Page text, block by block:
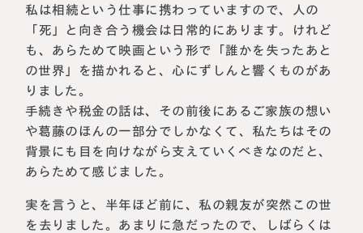
私は相続という仕事に携わっていますので、人の
「死」と向き合う機会は日常的にあります。けれど
も、あらためて映画という形で「誰かを失ったあと
の世界」を描かれると、心にずしんと響くものがあ
りました。
手続きや税金の話は、その前後にあるご家族の想い
や葛藤のほんの一部分でしかなくて、私たちはその
背景にも目を向けながら支えていくべきなのだと、
あらためて感じました。
実を言うと、半年ほど前に、私の親友が突然この世
を去りました。あまりに急だったので、しばらくは